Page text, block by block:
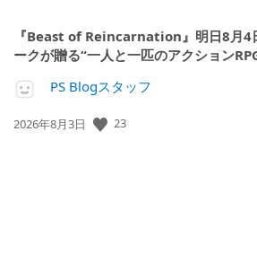
『Beast of Reincarnation』明日8月4
ークが贈る“一人と一匹のアクション
PS Blogスタッフ
公
2026年8月3日 23